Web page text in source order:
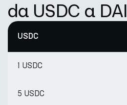
da USDC a DAI
USDC
1 USDC
5 USDC